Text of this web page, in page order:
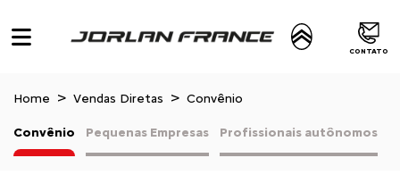
CONTATO
Home Vendas Diretas Convênio
Pequenas Empresas Profissionais autônomos
Convênio